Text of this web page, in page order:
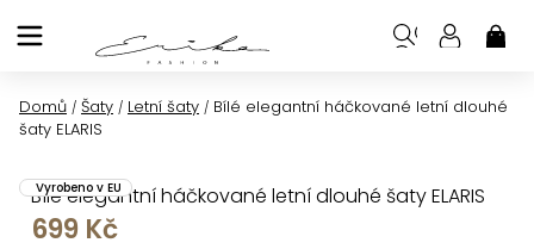
na
Domů / Šaty / Letní šaty / Bílé elegantní háčkované letní dlouhé
šaty ELARIS
Bílé elegantní háčkované letní dlouhé šaty ELARIS
Vyrobeno v EU
699 Kč